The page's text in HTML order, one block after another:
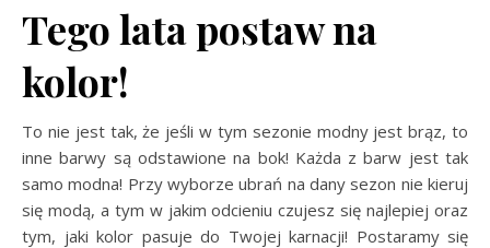
Tego lata postaw na
kolor!
To nie jest tak, że jeśli w tym sezonie modny jest brąz, to
inne barwy są odstawione na bok! Każda z barw jest tak
samo modna! Przy wyborze ubrań na dany sezon nie kieruj
się modą, a tym w jakim odcieniu czujesz się najlepiej oraz
tym, jaki kolor pasuje do Twojej karnacji! Postaramy się